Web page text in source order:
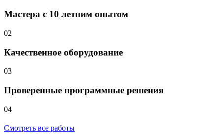
Мастера с 10 летним опытом
02
Качественное оборудование
03
Проверенные программные решения
04
Смотреть все работы